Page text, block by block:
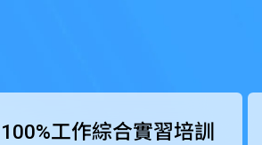
100%工作綜合實習培訓